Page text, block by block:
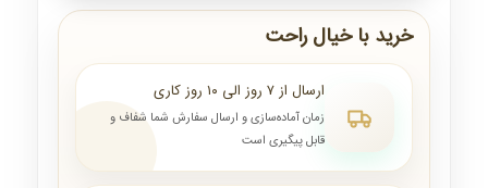
خرید با خیال راحت
ارسال از ۷ روز الی ۱۰ روز کاری
زمان آماده‌سازی و ارسال سفارش شما شفاف و
قابل پیگیری است